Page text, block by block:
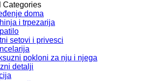
Categories
doma
i trpezarija
setovi i privesci
pokloni za nju i njega
detalji